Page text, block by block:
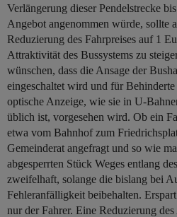
Verlängerung dieser Pendelstrecke
Angebot angenommen würde, sollte
Reduzierung des Fahrpreises auf 1
Attraktivität des Bussystems zu
wünschen, dass die Ansage der
eingeschaltet wird und für
optische Anzeige, wie sie in U-
üblich ist, vorgesehen wird. Ob ein
etwa vom Bahnhof zum
Gemeinderat angefragt und so wie
abgesperrten Stück Weges entlang
zweifelhaft, solange die bislang bei
Fehleranfälligkeit beibehalten.
nur der Fahrer. Eine Reduzierung